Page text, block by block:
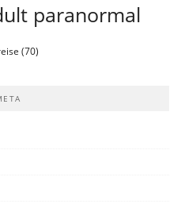
paranormal
(70)